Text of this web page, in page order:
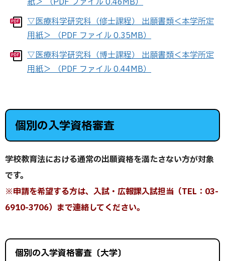
▽医療科学研究科（修士課程） 出願書類＜本学所定
用紙＞ （PDF ファイル 0.35MB）
▽医療科学研究科（博士課程） 出願書類＜本学所定
用紙＞ （PDF ファイル 0.44MB）
個別の入学資格審査
学校教育法における通常の出願資格を満たさない方が対象
です。
※申請を希望する方は、入試・広報課入試担当（TEL：03-
6910-3706）まで連絡してください。
個別の入学資格審査〔大学〕